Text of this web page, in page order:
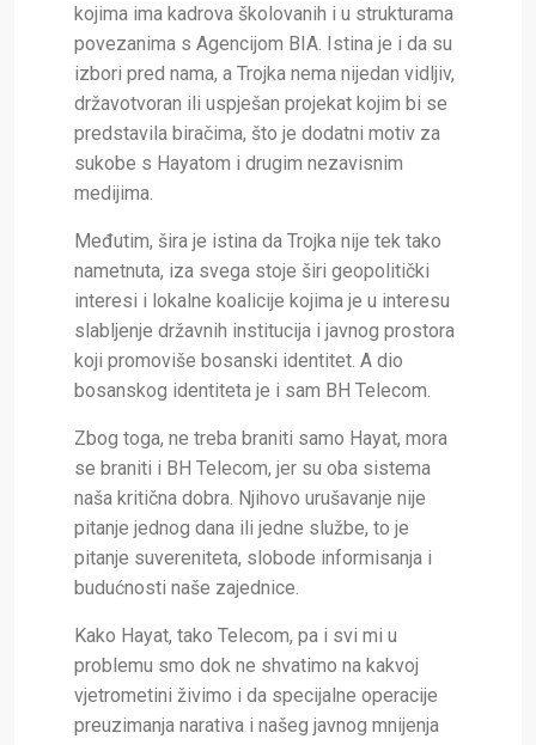
kojima ima kadrova školovanih i u strukturama
povezanima s Agencijom BIA. Istina je i da su
izbori pred nama, a Trojka nema nijedan vidljiv,
državotvoran ili uspješan projekat kojim bi se
predstavila biračima, što je dodatni motiv za
sukobe s Hayatom i drugim nezavisnim
medijima.
Međutim, šira je istina da Trojka nije tek tako
nametnuta, iza svega stoje širi geopolitički
interesi i lokalne koalicije kojima je u interesu
slabljenje državnih institucija i javnog prostora
koji promoviše bosanski identitet. A dio
bosanskog identiteta je i sam BH Telecom.
Zbog toga, ne treba braniti samo Hayat, mora
se braniti i BH Telecom, jer su oba sistema
naša kritična dobra. Njihovo urušavanje nije
pitanje jednog dana ili jedne službe, to je
pitanje suvereniteta, slobode informisanja i
budućnosti naše zajednice.
Kako Hayat, tako Telecom, pa i svi mi u
problemu smo dok ne shvatimo na kakvoj
vjetrometini živimo i da specijalne operacije
preuzimanja narativa i našeg javnog mnijenja